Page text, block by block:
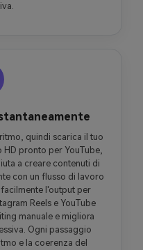
quindi scarica il tuo
pronto per YouTube,
a creare contenuti di
con un flusso di lavoro
l'output per
Reels e YouTube
manuale e migliora
Ogni passaggio
e la coerenza del